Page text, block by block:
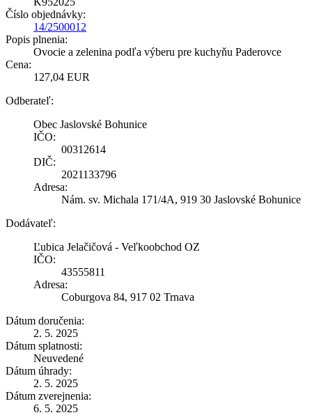
Číslo objednávky:
14/2500012
Popis plnenia:
Ovocie a zelenina podľa výberu pre kuchyňu Paderovce
Cena:
127,04 EUR
Odberateľ:
Obec Jaslovské Bohunice
IČO:
00312614
DIČ:
2021133796
Adresa:
Nám. sv. Michala 171/4A, 919 30 Jaslovské Bohunice
Dodávateľ:
Ľubica Jelačičová - Veľkoobchod OZ
IČO:
43555811
Adresa:
Coburgova 84, 917 02 Trnava
Dátum doručenia:
2. 5. 2025
Dátum splatnosti:
Neuvedené
Dátum úhrady:
2. 5. 2025
Dátum zverejnenia:
6. 5. 2025